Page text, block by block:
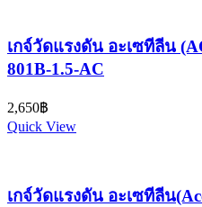
เกจ์วัดแรงดัน อะเซทีลีน
801B-1.5-AC
2,650฿
Quick View
เกจ์วัดแรงดัน อะเซทีลีน